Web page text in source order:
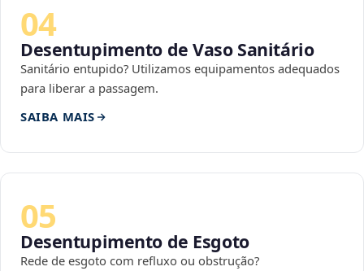
04
Desentupimento de Vaso Sanitário
Sanitário entupido? Utilizamos equipamentos adequados
para liberar a passagem.
SAIBA MAIS
05
Desentupimento de Esgoto
Rede de esgoto com refluxo ou obstrução?